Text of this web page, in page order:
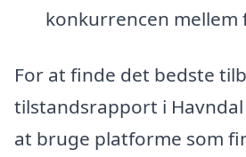
konkurrencen mellem
For at finde det bedste
tilstandsrapport i
at bruge platforme som